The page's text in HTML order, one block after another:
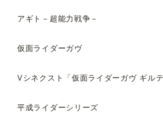
アギト－超能力戦争－
仮面ライダーガヴ
Vシネクスト「仮面ライダーガヴ ギル
平成ライダーシリーズ